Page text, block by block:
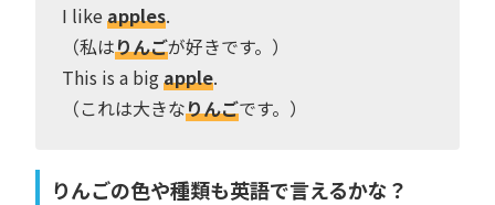
I likeapples.
（私はりんごが好きです。）
This is a bigapple.
（これは大きなりんごです。）
りんごの色や種類も英語で言えるかな？